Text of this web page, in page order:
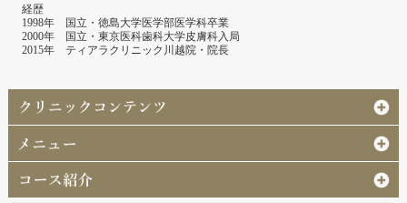
経歴
1998年 国立・徳島大学医学部医学科卒業
2000年 国立・東京医科歯科大学皮膚科入局
2015年 ティアラクリニック川越院・院長